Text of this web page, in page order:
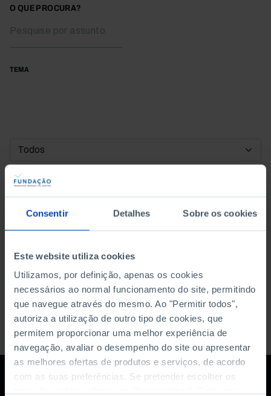
Consentir Detalhes Sobre os cookies
Este website utiliza cookies
Utilizamos, por definição, apenas os cookies
necessários ao normal funcionamento do site, permitindo
que navegue através do mesmo. Ao "Permitir todos",
autoriza a utilização de outro tipo de cookies, que
permitem proporcionar uma melhor experiência de
navegação, avaliar o desempenho do site ou apresentar
as melhores ofertas de produtos e serviços, de acordo
com as suas preferências. Se pretender escolher os
O QUE PROCURA?
TEMA
DATA DE INÍCIO
DATA DE FIM